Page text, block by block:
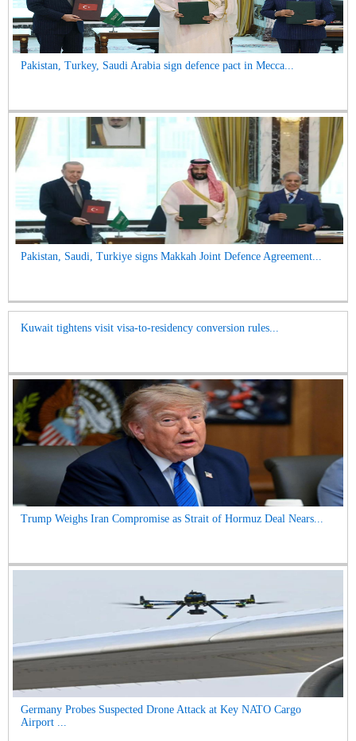
Pakistan, Turkey, Saudi Arabia sign defence pact in Mecca...
Pakistan, Saudi, Turkiye signs Makkah Joint Defence Agreement...
Kuwait tightens visit visa-to-residency conversion rules...
Trump Weighs Iran Compromise as Strait of Hormuz Deal Nears...
Germany Probes Suspected Drone Attack at Key NATO Cargo
Airport ...